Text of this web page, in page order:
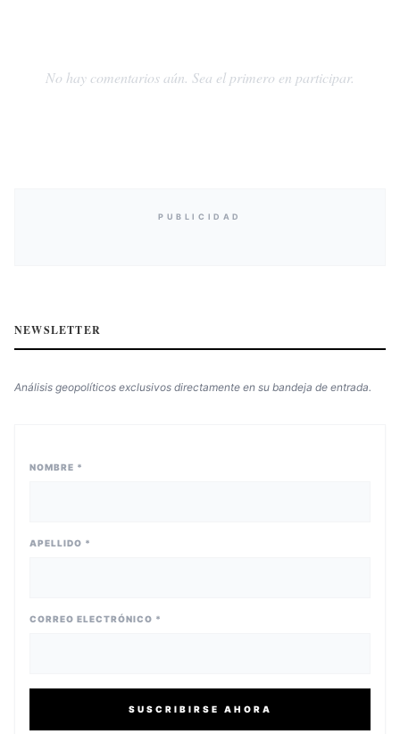
No hay comentarios aún. Sea el primero en participar.
PUBLICIDAD
NEWSLETTER
Análisis geopolíticos exclusivos directamente en su bandeja de entrada.
NOMBRE *
APELLIDO *
CORREO ELECTRÓNICO *
SUSCRIBIRSE AHORA